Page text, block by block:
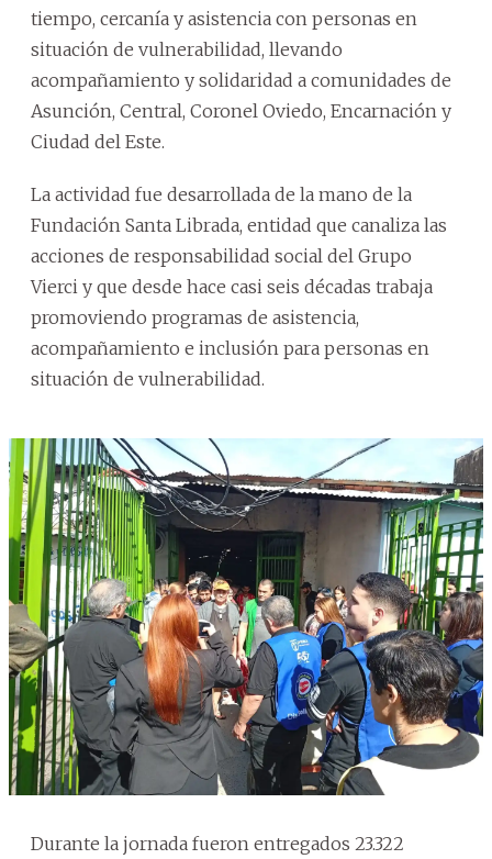
tiempo, cercanía y asistencia con personas en
situación de vulnerabilidad, llevando
acompañamiento y solidaridad a comunidades de
Asunción, Central, Coronel Oviedo, Encarnación y
Ciudad del Este.
La actividad fue desarrollada de la mano de la
Fundación Santa Librada, entidad que canaliza las
acciones de responsabilidad social del Grupo
Vierci y que desde hace casi seis décadas trabaja
promoviendo programas de asistencia,
acompañamiento e inclusión para personas en
situación de vulnerabilidad.
Durante la jornada fueron entregados 23.322